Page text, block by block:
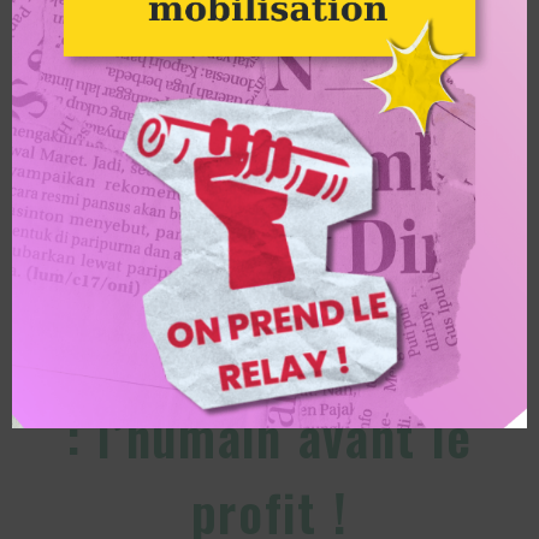
Illustration d'Étienne Davodeau pour et-si.alternatiba.eu
Alternatiba
Alternatiba soutient le
mouvement social du
monde agricole
: l’humain avant le
profit !